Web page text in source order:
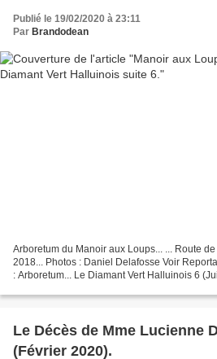
Publié le 19/02/2020 à 23:11
Par Brandodean
Arboretum du Manoir aux Loups... ... Route
2018... Photos : Daniel Delafosse Voir
: Arboretum... Le Diamant Vert Halluinois 6
Le Décès de Mme Lucienne
(Février 2020).